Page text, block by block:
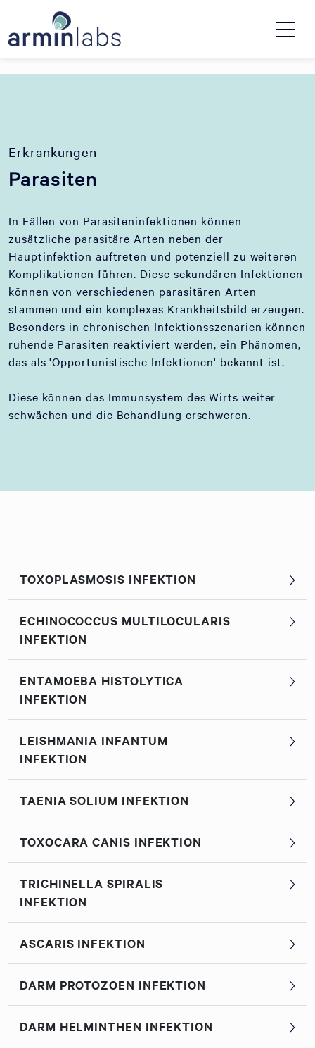
Erkrankungen
Parasiten
In Fällen von Parasiteninfektionen können
zusätzliche parasitäre Arten neben der
Hauptinfektion auftreten und potenziell zu weiteren
Komplikationen führen. Diese sekundären Infektionen
können von verschiedenen parasitären Arten
stammen und ein komplexes Krankheitsbild erzeugen.
Besonders in chronischen Infektionsszenarien können
ruhende Parasiten reaktiviert werden, ein Phänomen,
das als 'Opportunistische Infektionen' bekannt ist.
Diese können das Immunsystem des Wirts weiter
schwächen und die Behandlung erschweren.
TOXOPLASMOSIS INFEKTION
ECHINOCOCCUS MULTILOCULARIS
INFEKTION
ENTAMOEBA HISTOLYTICA
INFEKTION
LEISHMANIA INFANTUM
INFEKTION
TAENIA SOLIUM INFEKTION
TOXOCARA CANIS INFEKTION
TRICHINELLA SPIRALIS
INFEKTION
ASCARIS INFEKTION
DARM PROTOZOEN INFEKTION
DARM HELMINTHEN INFEKTION